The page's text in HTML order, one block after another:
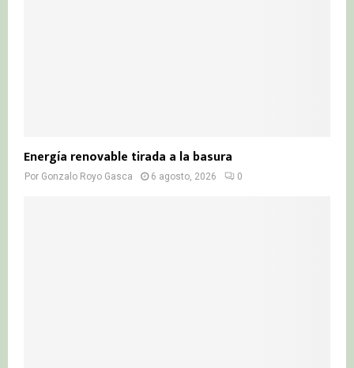
Energía renovable tirada a la basura
Por Gonzalo Royo Gasca 6 agosto, 2026 0